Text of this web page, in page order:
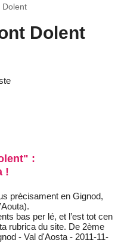
Dolent
Dolent
:
!
prècisament en Gignod,
bas per lé, et l’est tot cen
rubrica du site. De 2ème
- Val d'Aosta - 2011-11-